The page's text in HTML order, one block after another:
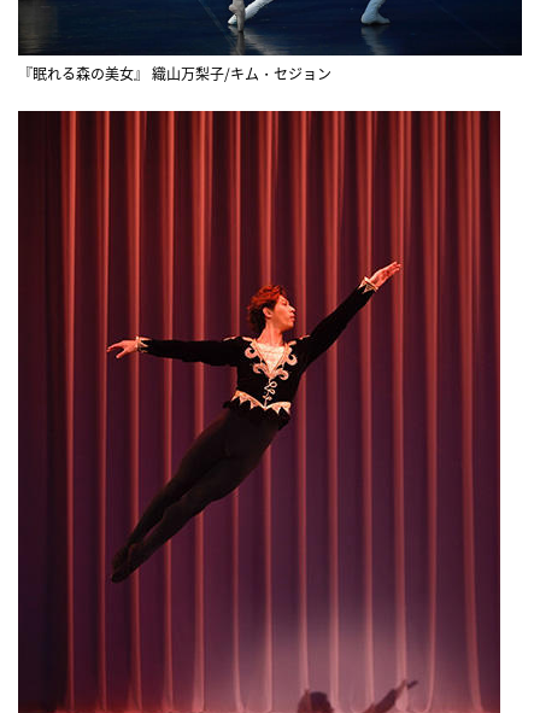
『眠れる森の美女』 織山万梨子/キム・セジョン